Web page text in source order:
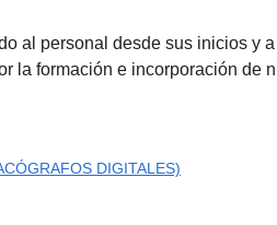
al personal desde sus inicios y
la formación e incorporación de
DIGITALES)